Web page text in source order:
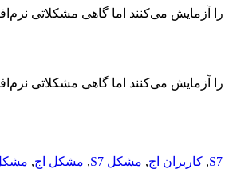
آزمایش می‌کنند اما گاهی مشکلاتی
آزمایش می‌کنند اما گاهی مشکلاتی
, کاربران اج, مشکل S7 , مشکل اج,